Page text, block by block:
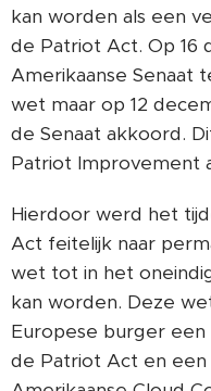
kan worden als een
de Patriot Act. Op 16
Amerikaanse Senaat
wet maar op 12
de Senaat akkoord.
Patriot Improvement
Hierdoor werd het
Act feitelijk naar
wet tot in het
kan worden. Deze
Europese burger
de Patriot Act en